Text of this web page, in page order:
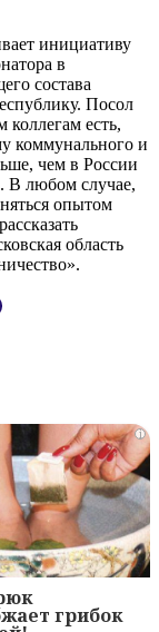
инициативу
в
состава
Посол
коллегам есть,
коммунального и
чем в России
В любом случае,
опытом
область
i
грибок